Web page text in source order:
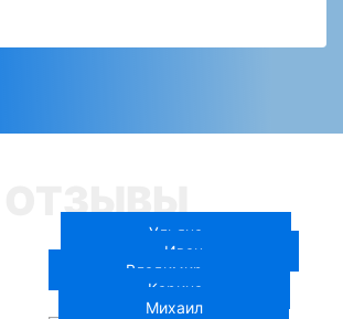
ОТЗЫВЫ
Ульяна
Иван
Владимир
Карина
Михаил